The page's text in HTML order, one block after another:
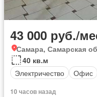
43 000 руб./
Самара, Самарская
40 кв.м
Электричество
Офис
10 часов назад